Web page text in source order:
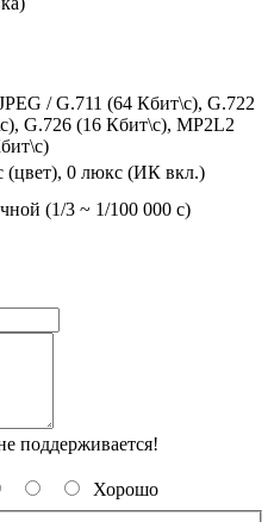
/ G.711 (64 Кбит\с), G.722
G.726 (16 Кбит\с), MP2L2
(цвет), 0 люкс (ИК вкл.)
(1/3 ~ 1/100 000 с)
поддерживается!
Хорошо